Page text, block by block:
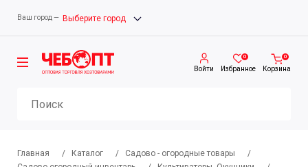
Ваш город — Выберите город
Войти
0
Избранное
0
Корзина
Главная / Каталог / Садово - огородные товары
/